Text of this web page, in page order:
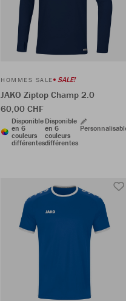
HOMMES SALE SALE!
JAKO Ziptop Champ 2.0
60,00 CHF
Disponible
en 6
couleurs
différentes
Disponible
en 6
couleurs
différentes